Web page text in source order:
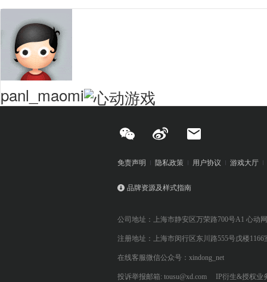
panl_maomi
免责声明 隐私政策 用户协议 游戏大厅
品牌资源及样式指南
公司地址：上海市静安区万荣路700号A1 心动
注册地址：上海市闵行区东川路555号戊楼1166
在线客服微信公众号：xindong_net
投诉举报邮箱: tousu@xd.com IP衍生&授权业